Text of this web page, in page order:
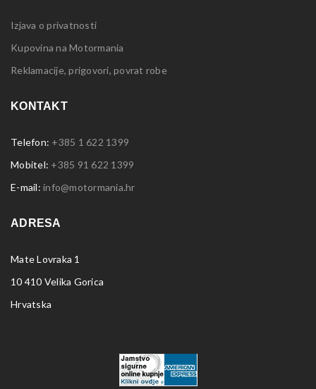
Izjava o privatnosti
Kupovina na Motormania
Reklamacije, prigovori, povrat robe
KONTAKT
Telefon: +385 1 622 1399
Mobitel: +385 91 622 1399
E-mail: info@motormania.hr
ADRESA
Mate Lovraka 1
10 410 Velika Gorica
Hrvatska